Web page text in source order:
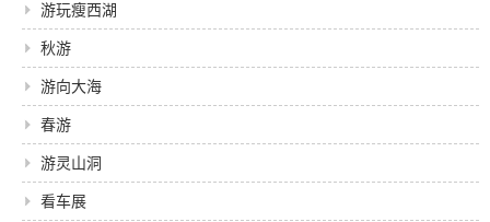
游玩瘦西湖
秋游
游向大海
春游
游灵山洞
看车展